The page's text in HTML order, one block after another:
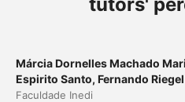
Márcia Dornelles Machado
Espirito Santo, Fernando Riegel
Faculdade Inedi